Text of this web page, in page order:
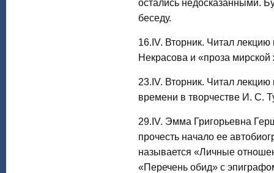
остались недосказанными.
беседу.
16.IV. Вторник. Читал
Некрасова и «проза мирской
23.IV. Вторник. Читал
времени в творчестве И. С.
29.IV. Эмма Григорьевна
прочесть начало ее
называется «Личные
«Перечень обид» с